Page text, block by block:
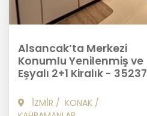
Alsancak’ta Merkezi
Konumlu Yenilenmiş ve
Eşyalı 2+1 Kiralık - 35237
İZMİR / KONAK /